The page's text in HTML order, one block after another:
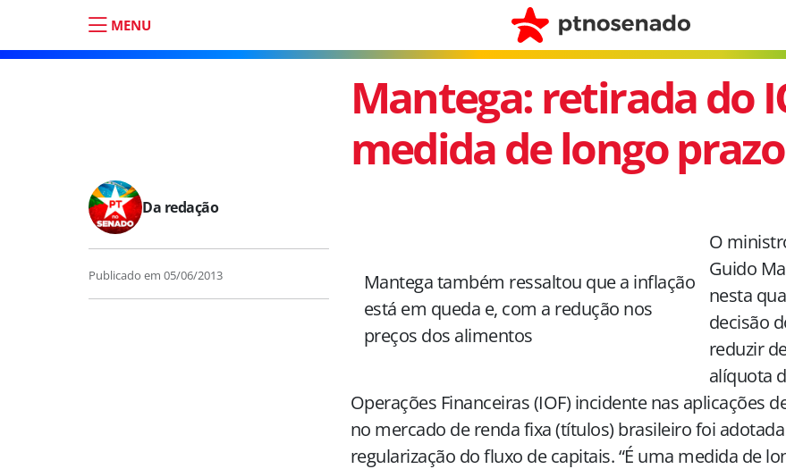
MENU
Mantega: retirada do
medida de longo prazo
Da redação
Publicado em 05/06/2013
Mantega também ressaltou que a inflação
está em queda e, com a redução nos
preços dos alimentos
O
Guido
nesta
decisão
reduzir
alíquota
Operações Financeiras (IOF) incidente nas aplicações
no mercado de renda fixa (títulos) brasileiro foi
regularização do fluxo de capitais. “É uma medida de